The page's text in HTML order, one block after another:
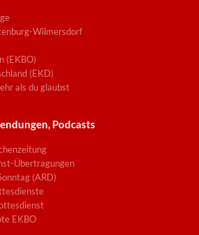
Wilmersdorf
(EKBO)
(EKD)
als du glaubst
Podcasts
Übertragungen
(ARD)
EKBO